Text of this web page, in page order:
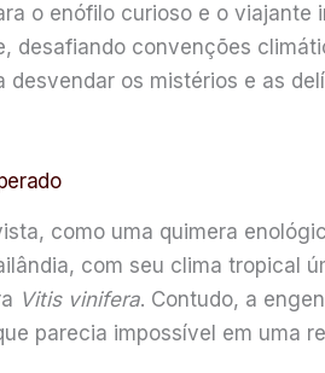
o enófilo curioso e o viajante
desafiando convenções
os mistérios e as
como uma quimera
com seu clima tropical
Vitis vinifera. Contudo, a
parecia impossível em uma